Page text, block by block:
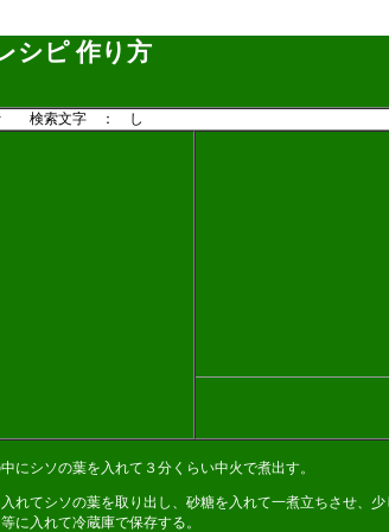
シピ 作り方
検索文字 ： し
にシソの葉を入れて３分くらい中火で煮出す。
れてシソの葉を取り出し、砂糖を入れて一煮立ちさせ、少
に入れて冷蔵庫で保存する。